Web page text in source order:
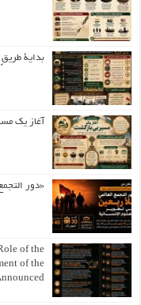
بداية طريقٍ
آغاز یک
«دور
of the
of the